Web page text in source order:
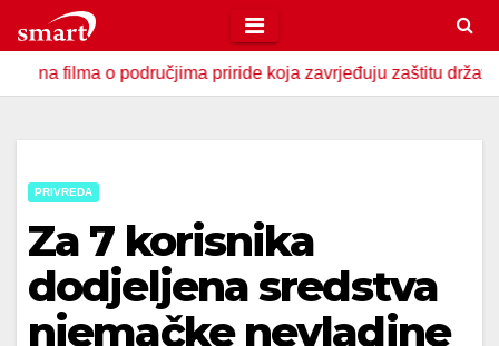
to
contento područjima priride koja zavrjeđuju zaštitu države
PRIVREDA
Za 7 korisnika
dodjeljena sredstva
njemačke nevladine